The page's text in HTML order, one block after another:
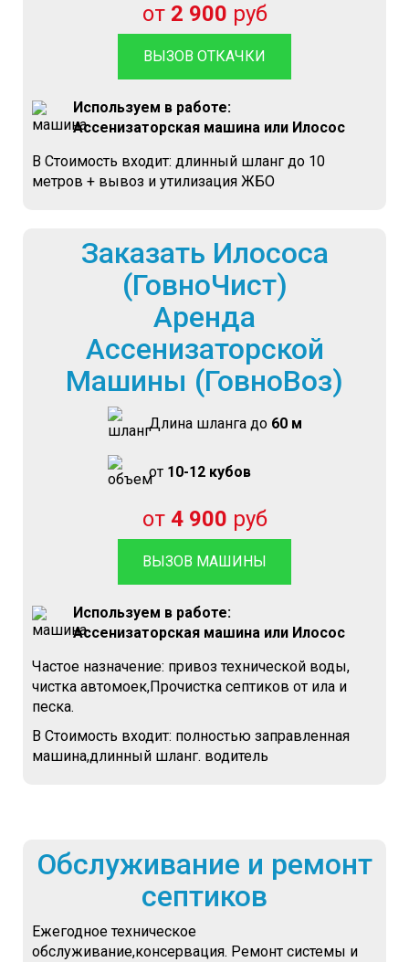
от 2 900 руб
ВЫЗОВ ОТКАЧКИ
Используем в работе:
Ассенизаторская машина или Илосос
В Стоимость входит: длинный шланг до 10
метров + вывоз и утилизация ЖБО
Заказать Илососа
(ГовноЧист)
Аренда
Ассенизаторской
Машины (ГовноВоз)
Длина шланга до 60 м
от 10-12 кубов
от 4 900 руб
ВЫЗОВ МАШИНЫ
Используем в работе:
Ассенизаторская машина или Илосос
Частое назначение: привоз технической воды,
чистка автомоек,Прочистка септиков от ила и
песка.
В Стоимость входит: полностью заправленная
машина,длинный шланг. водитель
Обслуживание и ремонт
септиков
Ежегодное техническое
обслуживание,консервация. Ремонт системы и